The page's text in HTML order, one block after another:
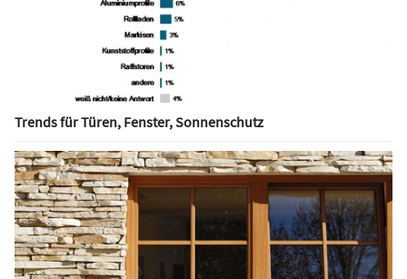
Trends für Türen, Fenster, Sonnenschutz